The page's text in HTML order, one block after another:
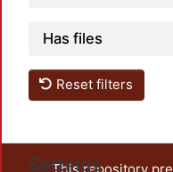
Has files
Reset filters
Settings